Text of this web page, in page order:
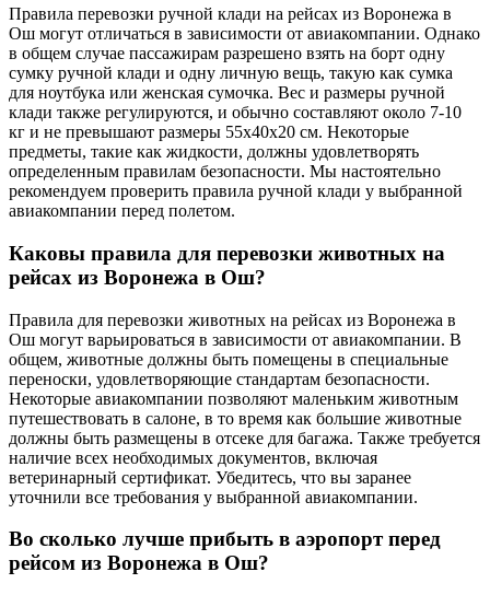
Правила перевозки ручной клади на рейсах из Воронежа в
Ош могут отличаться в зависимости от авиакомпании. Однако
в общем случае пассажирам разрешено взять на борт одну
сумку ручной клади и одну личную вещь, такую как сумка
для ноутбука или женская сумочка. Вес и размеры ручной
клади также регулируются, и обычно составляют около 7-10
кг и не превышают размеры 55x40x20 см. Некоторые
предметы, такие как жидкости, должны удовлетворять
определенным правилам безопасности. Мы настоятельно
рекомендуем проверить правила ручной клади у выбранной
авиакомпании перед полетом.
Каковы правила для перевозки животных на
рейсах из Воронежа в Ош?
Правила для перевозки животных на рейсах из Воронежа в
Ош могут варьироваться в зависимости от авиакомпании. В
общем, животные должны быть помещены в специальные
переноски, удовлетворяющие стандартам безопасности.
Некоторые авиакомпании позволяют маленьким животным
путешествовать в салоне, в то время как большие животные
должны быть размещены в отсеке для багажа. Также требуется
наличие всех необходимых документов, включая
ветеринарный сертификат. Убедитесь, что вы заранее
уточнили все требования у выбранной авиакомпании.
Во сколько лучше прибыть в аэропорт перед
рейсом из Воронежа в Ош?